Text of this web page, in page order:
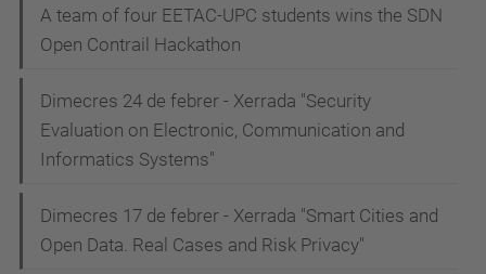
A team of four EETAC-UPC students wins the SDN
Open Contrail Hackathon
Dimecres 24 de febrer - Xerrada "Security
Evaluation on Electronic, Communication and
Informatics Systems"
Dimecres 17 de febrer - Xerrada "Smart Cities and
Open Data. Real Cases and Risk Privacy"